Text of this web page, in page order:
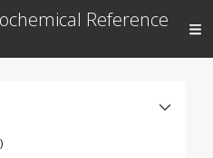
Reference